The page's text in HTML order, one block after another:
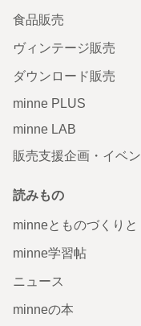
食品販売
ヴィンテージ販売
ダウンロード販売
minne PLUS
minne LAB
販売支援企画・イベン
読みもの
minneとものづくりと
minne学習帖
ニュース
minneの本